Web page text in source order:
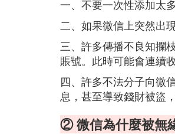
一、不要一次性添加太
二、如果微信上突然出
三、許多傳播不良知攔
賬號。此時可能會連續
四、許多不法分子向微
息，甚至導致錢財被盜
② 微信為什麼被無